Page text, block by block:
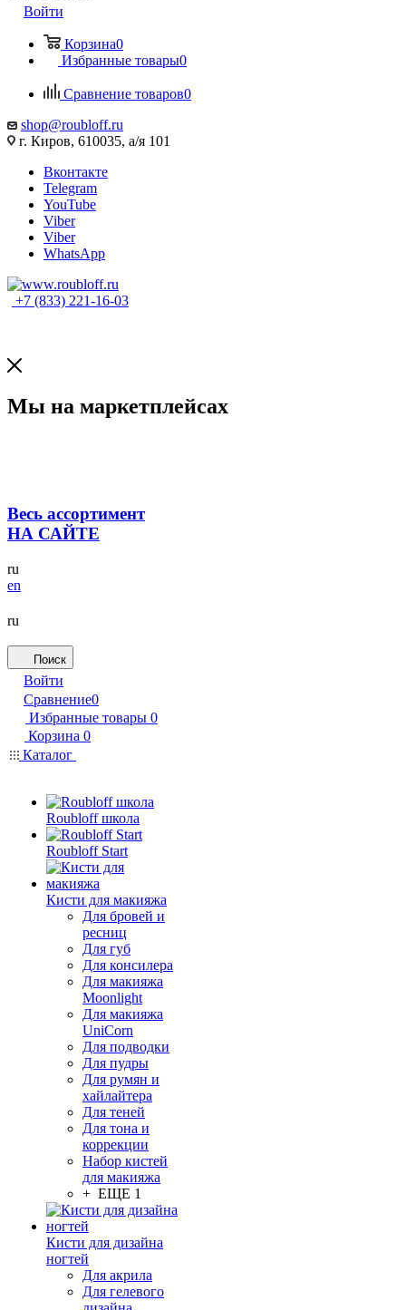
Войти
Корзина0
Избранные товары0
Сравнение товаров0
shop@roubloff.ru
г. Киров, 610035, а/я 101
Вконтакте
Telegram
YouTube
Viber
Viber
WhatsApp
+7 (833) 221-16-03
Мы на маркетплейсах
Весь ассортимент
НА САЙТЕ
ru
en
ru
Поиск
Войти
Сравнение0
Избранные товары 0
Корзина 0
Каталог
Roubloff школа
Roubloff Start
Кисти для макияжа
Для бровей и
ресниц
Для губ
Для консилера
Для макияжа
Moonlight
Для макияжа
UniCorn
Для подводки
Для пудры
Для румян и
хайлайтера
Для теней
Для тона и
коррекции
Набор кистей
для макияжа
+ ЕЩЕ 1
Кисти для дизайна
ногтей
Для акрила
Для гелевого